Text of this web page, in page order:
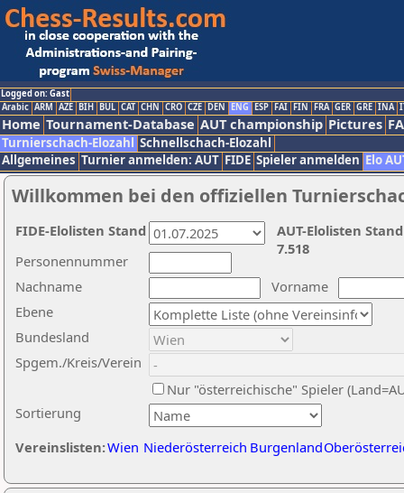
Logged on: Gast
Arabic ARM AZE BIH BUL CAT CHN CRO CZE DEN ENG ESP FAI FIN FRA GER GRE INA
Home Tournament-Database AUT championship Pictures
Turnierschach-Elozahl Schnellschach-Elozahl
Allgemeines Turnier anmelden: AUT FIDE Spieler anmelden Elo
Willkommen bei den offiziellen
Nachname
Vorname
Ebene
Sortierung
Personennummer
Bundesland
Spgem./Kreis/Verein
Nur "österreichische" Spieler
Vereinslisten:Wien Niederösterreich Burgenland
AUT-Elolisten
7.518
FIDE-Elolisten Stand